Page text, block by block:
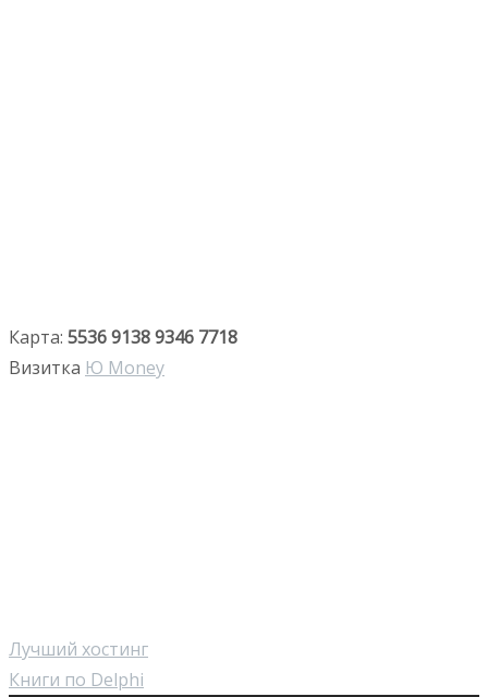
Карта: 5536 9138 9346 7718
Визитка Ю Money
Лучший хостинг
Книги по Delphi